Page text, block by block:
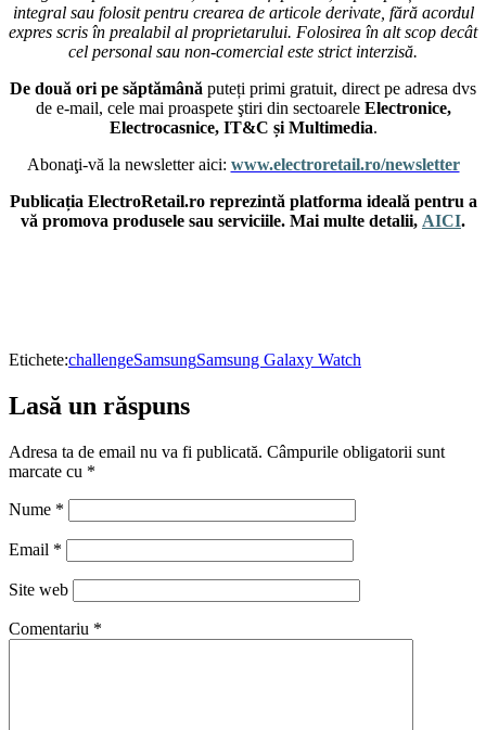
integral sau folosit pentru crearea de articole derivate, fără acordul
expres scris în prealabil al proprietarului. Folosirea în alt scop decât
cel personal sau non-comercial este strict interzisă.
De două ori pe săptămână puteți primi gratuit, direct pe adresa dvs
de e-mail, cele mai proaspete ştiri din sectoarele Electronice,
Electrocasnice, IT&C și Multimedia.
Abonaţi-vă la newsletter aici: www.electroretail.ro/newsletter
Publicația ElectroRetail.ro reprezintă platforma ideală pentru a
vă promova produsele sau serviciile. Mai multe detalii, AICI.
Etichete:challengeSamsungSamsung Galaxy Watch
Lasă un răspuns
Adresa ta de email nu va fi publicată. Câmpurile obligatorii sunt
marcate cu *
Nume *
Email *
Site web
Comentariu *